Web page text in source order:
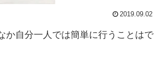
2019.09.02
か自分一人では簡単に行うことはで